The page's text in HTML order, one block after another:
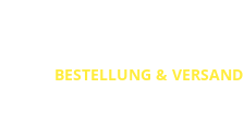
BESTELLUNG & VERSAND